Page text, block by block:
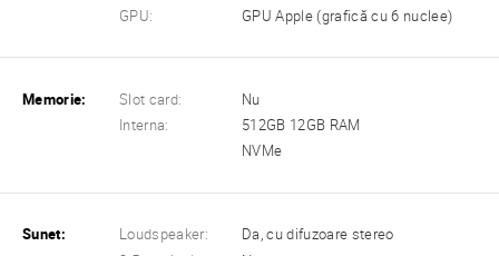
GPU:
GPU Apple (grafică cu 6 nuclee)
Memorie: Slot card:
Nu
Interna:
512GB 12GB RAM
NVMe
Sunet: Loudspeaker:
Da, cu difuzoare stereo